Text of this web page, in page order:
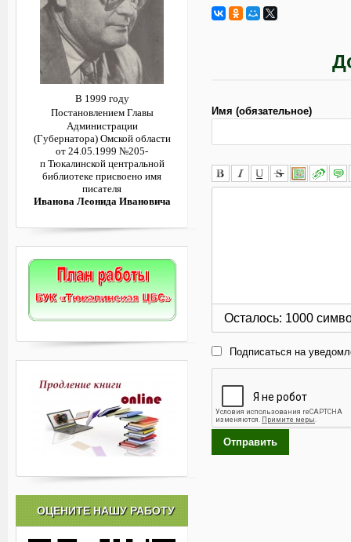
Имя (обязательное)
Осталось: 1000
Подписаться на
Отправить
В 1999 году
Постановлением Главы
Администрации
(Губернатора) Омской области
от 24.05.1999 №205-
п Тюкалинской центральной
библиотеке присвоено имя
писателя
Иванова Леонида Ивановича
ОЦЕНИТЕ НАШУ РАБОТУ